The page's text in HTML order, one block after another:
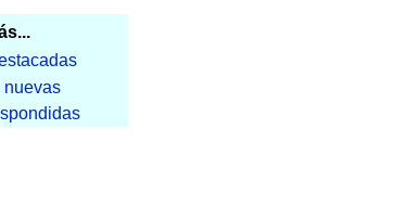
nuevas